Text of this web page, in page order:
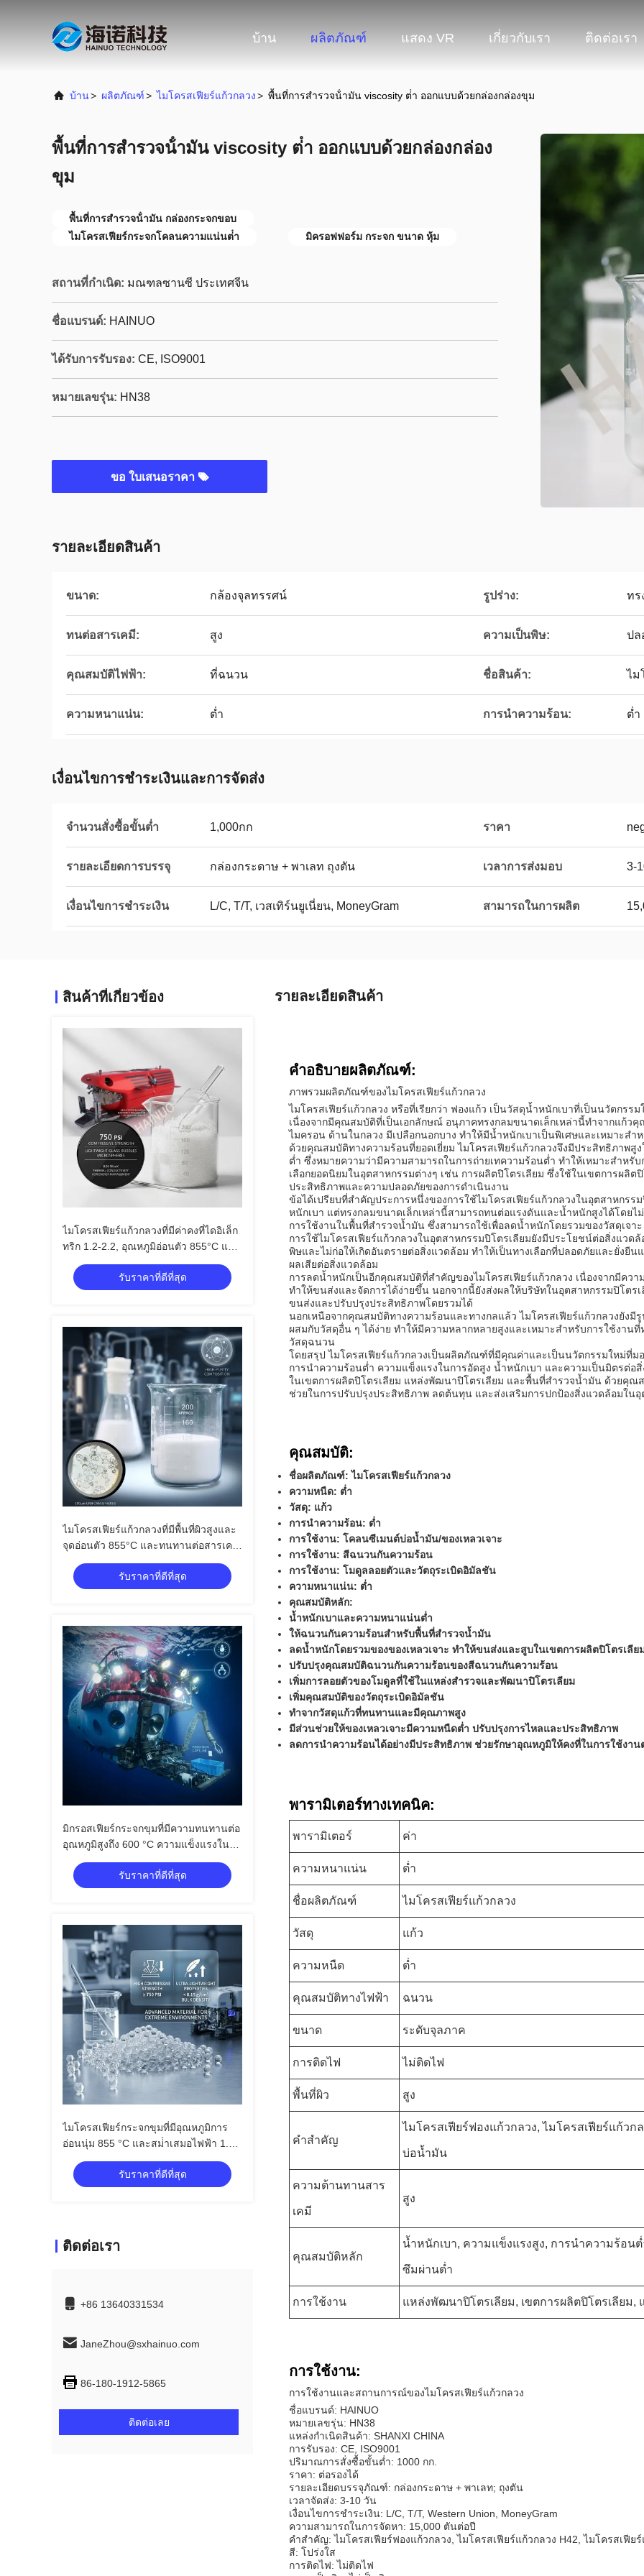
บ้าน ผลิตภัณฑ์ แสดง VR เกี่ยวกับเรา ติดต่อเรา
บ้าน> ผลิตภัณฑ์> ไมโครสเฟียร์แก้วกลวง> พื้นที่การสํารวจน้ํามัน viscosity ต่ํา ออกแบบด้วยกล่องกล่องขุม
พื้นที่การสํารวจน้ํามัน viscosity ต่ํา ออกแบบด้วยกล่องกล่อง
ขุม
พื้นที่การสํารวจน้ํามัน กล่องกระจกขอบ
ไมโครสเฟียร์กระจกโคลนความแน่นต่ํา
มิครอฟฟอร์ม กระจก ขนาด หุ้ม
สถานที่กำเนิด: มณฑลซานซี ประเทศจีน
ชื่อแบรนด์: HAINUO
ได้รับการรับรอง: CE, ISO9001
หมายเลขรุ่น: HN38
ขอ ใบเสนอราคา
รายละเอียดสินค้า
ขนาด: กล้องจุลทรรศน์ รูปร่าง: ทร
ทนต่อสารเคมี: สูง ความเป็นพิษ: ปล
คุณสมบัติไฟฟ้า: ที่ฉนวน ชื่อสินค้า: ไม
ความหนาแน่น: ต่ำ การนำความร้อน: ต่ำ
เงื่อนไขการชำระเงินและการจัดส่ง
จำนวนสั่งซื้อขั้นต่ำ 1,000กก ราคา
รายละเอียดการบรรจุ กล่องกระดาษ + พาเลท ถุงตัน เวลาการส่งมอบ 3-
เงื่อนไขการชำระเงิน L/C, T/T, เวสเทิร์นยูเนี่ยน, MoneyGram สามารถในการผลิต
สินค้าที่เกี่ยวข้อง
ไมโครสเฟียร์แก้วกลวงที่มีค่าคงที่ไดอิเล็ก
ทริก 1.2-2.2, อุณหภูมิอ่อนตัว 855°C และ
ช่วงขนาด 10 ถึง 250 ไมครอนสำหรับ
สารเติมแต่งน้ำหนักเบา
รับราคาที่ดีที่สุด
ไมโครสเฟียร์แก้วกลวงที่มีพื้นที่ผิวสูงและ
จุดอ่อนตัว 855°C และทนทานต่อสารเคมี
ได้ดีเยี่ยม
รับราคาที่ดีที่สุด
มิกรอสเฟียร์กระจกขุมที่มีความทนทานต่อ
อุณหภูมิสูงถึง 600 °C ความแข็งแรงใน
การบด 4-125MPa และสภาพคงที่ไฟฟ้า
1.2-22
รับราคาที่ดีที่สุด
ไมโครสเฟียร์กระจกขุมที่มีอุณหภูมิการ
อ่อนนุ่ม 855 °C และสม่ําเสมอไฟฟ้า 1.2-
2.2 สําหรับพื้นที่สํารวจน้ํามัน
รับราคาที่ดีที่สุด
ติดต่อเรา
+86 13640331534
JaneZhou@sxhainuo.com
86-180-1912-5865
ติดต่อเลย
รายละเอียดสินค้า
คำอธิบายผลิตภัณฑ์:
ภาพรวมผลิตภัณฑ์ของไมโครสเฟียร์แก้วกลวง
ไมโครสเฟียร์แก้วกลวง หรือที่เรียกว่า ฟองแก้ว เป็นวัสดุน้ำหนักเบาที่เป็นนวัตกรร
เนื่องจากมีคุณสมบัติที่เป็นเอกลักษณ์ อนุภาคทรงกลมขนาดเล็กเหล่านี้ทำจากแก้ว
ไมครอน ด้านในกลวง มีเปลือกนอกบาง ทำให้มีน้ำหนักเบาเป็นพิเศษและเหมาะส
ด้วยคุณสมบัติทางความร้อนที่ยอดเยี่ยม ไมโครสเฟียร์แก้วกลวงจึงมีประสิทธิภาพ
ต่ำ ซึ่งหมายความว่ามีความสามารถในการถ่ายเทความร้อนต่ำ ทำให้เหมาะสำห
เลือกยอดนิยมในอุตสาหกรรมต่างๆ เช่น การผลิตปิโตรเลียม ซึ่งใช้ในเขตการผลิ
ประสิทธิภาพและความปลอดภัยของการดำเนินงาน
ข้อได้เปรียบที่สำคัญประการหนึ่งของการใช้ไมโครสเฟียร์แก้วกลวงในอุตสาหกรร
หนักเบา แต่ทรงกลมขนาดเล็กเหล่านี้สามารถทนต่อแรงดันและน้ำหนักสูงได้โดยไ
การใช้งานในพื้นที่สำรวจน้ำมัน ซึ่งสามารถใช้เพื่อลดน้ำหนักโดยรวมของวัสดุเจา
การใช้ไมโครสเฟียร์แก้วกลวงในอุตสาหกรรมปิโตรเลียมยังมีประโยชน์ต่อสิ่งแวด
พิษและไม่ก่อให้เกิดอันตรายต่อสิ่งแวดล้อม ทำให้เป็นทางเลือกที่ปลอดภัยและยั่งยื
ผลเสียต่อสิ่งแวดล้อม
การลดน้ำหนักเป็นอีกคุณสมบัติที่สำคัญของไมโครสเฟียร์แก้วกลวง เนื่องจากมีคว
ทำให้ขนส่งและจัดการได้ง่ายขึ้น นอกจากนี้ยังส่งผลให้บริษัทในอุตสาหกรรมปิโตร
ขนส่งและปรับปรุงประสิทธิภาพโดยรวมได้
นอกเหนือจากคุณสมบัติทางความร้อนและทางกลแล้ว ไมโครสเฟียร์แก้วกลวงยังมี
ผสมกับวัสดุอื่น ๆ ได้ง่าย ทำให้มีความหลากหลายสูงและเหมาะสำหรับการใช้งาน
วัสดุฉนวน
โดยสรุป ไมโครสเฟียร์แก้วกลวงเป็นผลิตภัณฑ์ที่มีคุณค่าและเป็นนวัตกรรมใหม่ที่ม
การนำความร้อนต่ำ ความแข็งแรงในการอัดสูง น้ำหนักเบา และความเป็นมิตรต่อ
ในเขตการผลิตปิโตรเลียม แหล่งพัฒนาปิโตรเลียม และพื้นที่สำรวจน้ำมัน ด้วยคุณ
ช่วยในการปรับปรุงประสิทธิภาพ ลดต้นทุน และส่งเสริมการปกป้องสิ่งแวดล้อมในอุ
คุณสมบัติ:
ชื่อผลิตภัณฑ์: ไมโครสเฟียร์แก้วกลวง
ความหนืด: ต่ำ
วัสดุ: แก้ว
การนำความร้อน: ต่ำ
การใช้งาน: โคลนซีเมนต์บ่อน้ำมัน/ของเหลวเจาะ
การใช้งาน: สีฉนวนกันความร้อน
การใช้งาน: โมดูลลอยตัวและวัตถุระเบิดอิมัลชัน
ความหนาแน่น: ต่ำ
คุณสมบัติหลัก:
น้ำหนักเบาและความหนาแน่นต่ำ
ให้ฉนวนกันความร้อนสำหรับพื้นที่สำรวจน้ำมัน
ลดน้ำหนักโดยรวมของของเหลวเจาะ ทำให้ขนส่งและสูบในเขตการผลิตปิโตรเลีย
ปรับปรุงคุณสมบัติฉนวนกันความร้อนของสีฉนวนกันความร้อน
เพิ่มการลอยตัวของโมดูลที่ใช้ในแหล่งสำรวจและพัฒนาปิโตรเลียม
เพิ่มคุณสมบัติของวัตถุระเบิดอิมัลชัน
ทำจากวัสดุแก้วที่ทนทานและมีคุณภาพสูง
มีส่วนช่วยให้ของเหลวเจาะมีความหนืดต่ำ ปรับปรุงการไหลและประสิทธิภาพ
ลดการนำความร้อนได้อย่างมีประสิทธิภาพ ช่วยรักษาอุณหภูมิให้คงที่ในการใช้งาน
พารามิเตอร์ทางเทคนิค:
พารามิเตอร์ ค่า
ความหนาแน่น ต่ำ
ชื่อผลิตภัณฑ์ ไมโครสเฟียร์แก้วกลวง
วัสดุ แก้ว
ความหนืด ต่ำ
คุณสมบัติทางไฟฟ้า ฉนวน
ขนาด ระดับจุลภาค
การติดไฟ ไม่ติดไฟ
พื้นที่ผิว สูง
คำสำคัญ
ไมโครสเฟียร์ฟองแก้วกลวง, ไมโครสเฟียร์แก้ว
บ่อน้ำมัน
ความต้านทานสาร
เคมี
สูง
คุณสมบัติหลัก
น้ำหนักเบา, ความแข็งแรงสูง, การนำความร้อน
ซึมผ่านต่ำ
การใช้งาน แหล่งพัฒนาปิโตรเลียม, เขตการผลิตปิโตรเลียม,
การใช้งาน:
การใช้งานและสถานการณ์ของไมโครสเฟียร์แก้วกลวง
ชื่อแบรนด์: HAINUO
หมายเลขรุ่น: HN38
แหล่งกำเนิดสินค้า: SHANXI CHINA
การรับรอง: CE, ISO9001
ปริมาณการสั่งซื้อขั้นต่ำ: 1000 กก.
ราคา: ต่อรองได้
รายละเอียดบรรจุภัณฑ์: กล่องกระดาษ + พาเลท; ถุงตัน
เวลาจัดส่ง: 3-10 วัน
เงื่อนไขการชำระเงิน: L/C, T/T, Western Union, MoneyGram
ความสามารถในการจัดหา: 15,000 ตันต่อปี
คำสำคัญ: ไมโครสเฟียร์ฟองแก้วกลวง, ไมโครสเฟียร์แก้วกลวง H42, ไมโครสเฟี
สี: โปร่งใส
การติดไฟ: ไม่ติดไฟ